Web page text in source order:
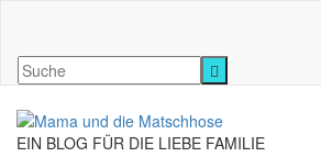
EIN BLOG FÜR DIE LIEBE FAMILIE